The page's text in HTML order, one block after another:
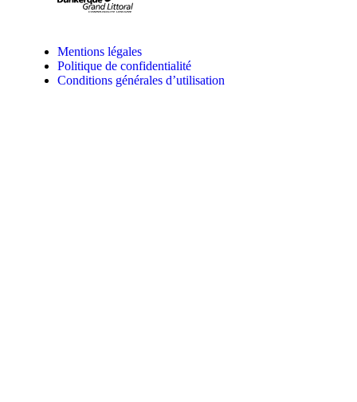
Mentions légales
Politique de confidentialité
Conditions générales d’utilisation